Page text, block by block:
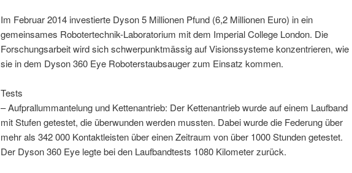
Im Februar 2014 investierte Dyson 5 Millionen Pfund (6,2 Millionen Euro) in ein
gemeinsames Robotertechnik-Laboratorium mit dem Imperial College London. Die
Forschungsarbeit wird sich schwerpunktmässig auf Visionssysteme konzentrieren, wie
sie in dem Dyson 360 Eye Roboterstaubsauger zum Einsatz kommen.
Tests
– Aufprallummantelung und Kettenantrieb: Der Kettenantrieb wurde auf einem Laufband
mit Stufen getestet, die überwunden werden mussten. Dabei wurde die Federung über
mehr als 342 000 Kontaktleisten über einen Zeitraum von über 1000 Stunden getestet.
Der Dyson 360 Eye legte bei den Laufbandtests 1080 Kilometer zurück.